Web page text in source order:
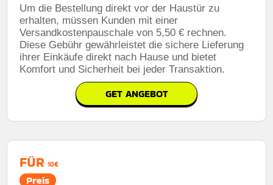
Um die Bestellung direkt vor der Haustür zu
erhalten, müssen Kunden mit einer
Versandkostenpauschale von 5,50 € rechnen.
Diese Gebühr gewährleistet die sichere Lieferung
ihrer Einkäufe direkt nach Hause und bietet
Komfort und Sicherheit bei jeder Transaktion.
GET ANGEBOT
FÜR 10€
Preis